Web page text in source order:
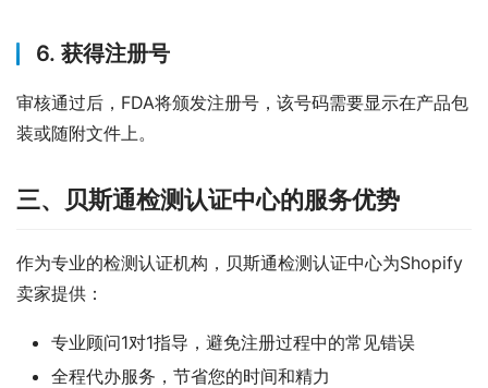
6. 获得注册号
审核通过后，FDA将颁发注册号，该号码需要显示在产品包
装或随附文件上。
三、贝斯通检测认证中心的服务优势
作为专业的检测认证机构，贝斯通检测认证中心为Shopify
卖家提供：
专业顾问1对1指导，避免注册过程中的常见错误
全程代办服务，节省您的时间和精力